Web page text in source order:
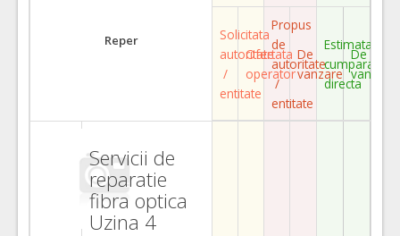
Reper
Solicitata
autoritate
/
entitate
Ofertata
operator
Propus
de
autoritate
/
entitate
De
vanzare
Estimata
cumparare
directa
De
vanzare
Servicii de
reparatie
fibra optica
Uzina 4